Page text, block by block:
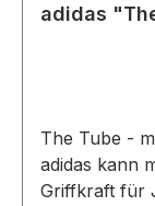
adidas
The Tube -
adidas kann
Griffkraft für